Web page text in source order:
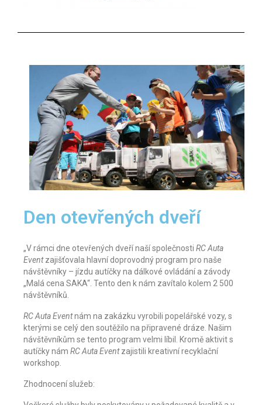
Den otevřených dveří
„V rámci dne otevřených dveří naší společnosti RC Auta
Eventzajišťovala hlavní doprovodný program pro naše
návštěvníky – jízdu autíčky na dálkové ovládání a závody
„Malá cena SAKA“. Tento den k nám zavítalo kolem 2 500
návštěvníků.
RC Auta Eventnám na zakázku vyrobili popelářské vozy, s
kterými se celý den soutěžilo na připravené dráze. Našim
návštěvníkům se tento program velmi líbil. Kromě aktivit s
autíčky nám RC Auta Eventzajistili kreativní recyklační
workshop.
Zhodnocení služeb: